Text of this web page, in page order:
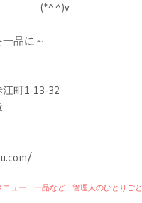
(*^^)v
品に～
町1-13-32
ニュー 一品など 管理人のひとりごと